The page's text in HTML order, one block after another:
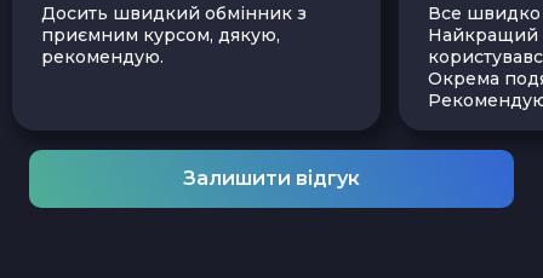
Досить швидкий обмінник з
приємним курсом, дякую,
рекомендую.
Все швидко
Найкращий
Окрема
Залишити відгук